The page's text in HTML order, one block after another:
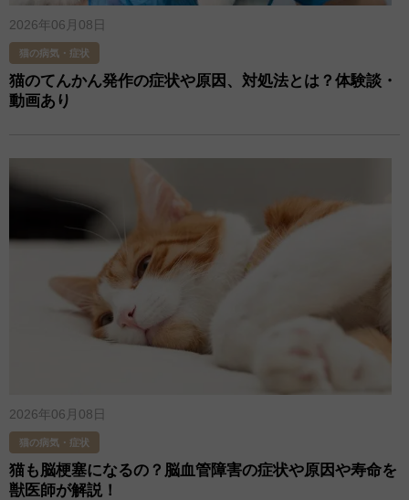
2026年06月08日
猫の病気・症状
猫のてんかん発作の症状や原因、対処法とは？体験談・
動画あり
2026年06月08日
猫の病気・症状
猫も脳梗塞になるの？脳血管障害の症状や原因や寿命を
獣医師が解説！